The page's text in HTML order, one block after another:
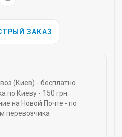
ЗАКАЗ
(Киев) - бесплатно
по Киеву - 150 грн.
на Новой Почте - по
перевозчика